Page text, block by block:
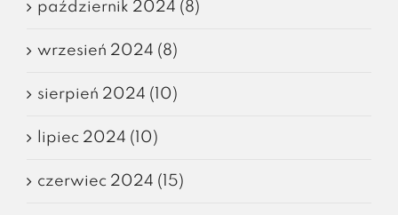
październik 2024 (8)
wrzesień 2024 (8)
sierpień 2024 (10)
lipiec 2024 (10)
czerwiec 2024 (15)